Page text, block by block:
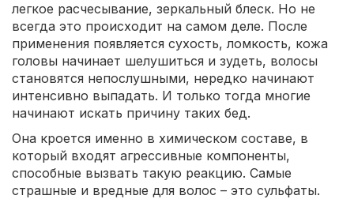
легкое расчесывание, зеркальный блеск. Но не
всегда это происходит на самом деле. После
применения появляется сухость, ломкость, кожа
головы начинает шелушиться и зудеть, волосы
становятся непослушными, нередко начинают
интенсивно выпадать. И только тогда многие
начинают искать причину таких бед.
Она кроется именно в химическом составе, в
который входят агрессивные компоненты,
способные вызвать такую реакцию. Самые
страшные и вредные для волос – это сульфаты.